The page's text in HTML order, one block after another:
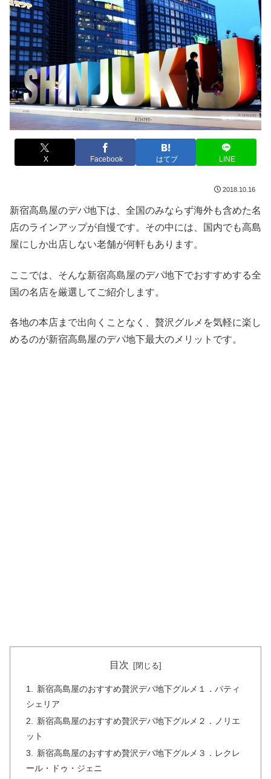
X Facebook はてブ LINE
2018.10.16
新宿高島屋のデパ地下は、全国のみならず海外も含めた名
店のラインアップが自慢です。その中には、国内でも高島
屋にしか出店しない老舗が何軒もあります。
ここでは、そんな新宿高島屋のデパ地下でおすすめする全
国の名店を厳選してご紹介します。
各地の本店まで出向くことなく、贅沢グルメを気軽に楽し
めるのが新宿高島屋のデパ地下最大のメリットです。
目次
新宿高島屋のおすすめ贅沢デパ地下グルメ１．パティ
シェリア
新宿高島屋のおすすめ贅沢デパ地下グルメ２．ノリエ
ット
新宿高島屋のおすすめ贅沢デパ地下グルメ３．レクレ
ール・ドゥ・ジェニ